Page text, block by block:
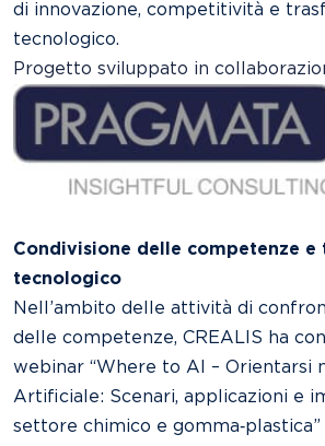
di innovazione, competitività e
tecnologico.
Progetto sviluppato in
Condivisione delle competenze
tecnologico
Nell’ambito delle attività di
delle competenze, CREALIS ha
webinar “Where to AI – Orientarsi
Artificiale: Scenari, applicazioni e
settore chimico e